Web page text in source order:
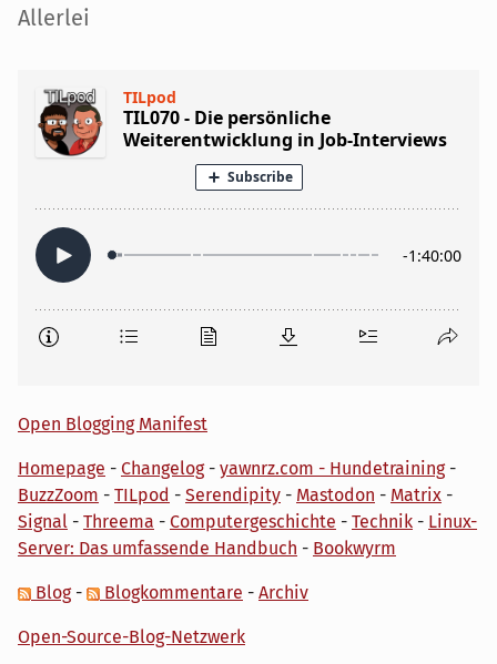
Seitenleiste
Allerlei
Open Blogging Manifest
Homepage - Changelog- yawnrz.com - Hundetraining-
BuzzZoom - TILpod - Serendipity - Mastodon - Matrix -
Signal - Threema - Computergeschichte - Technik - Linux-
Server: Das umfassende Handbuch - Bookwyrm
Blog- Blogkommentare - Archiv
Open-Source-Blog-Netzwerk